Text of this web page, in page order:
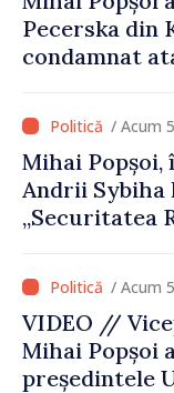
evaluare și
instituțională”
Pecerska din
condamnat
cultural al
/ Acum
Mihai
Andrii Sybiha
„Securitatea
de securitatea
/ Acum
VIDEO //
Mihai Popșoi
președintele